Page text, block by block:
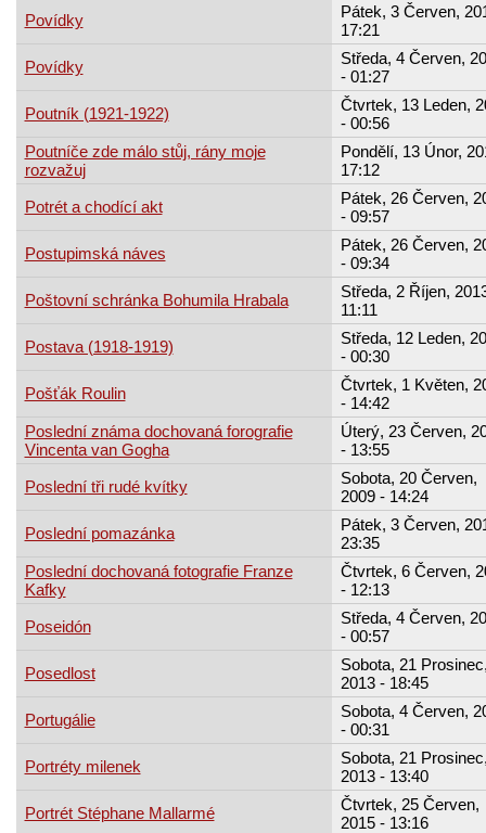
Povídky
Pátek, 3 Červen,
17:21
Povídky
Středa, 4 Červen,
- 01:27
Poutník (1921-1922)
Čtvrtek, 13 Leden,
- 00:56
Poutníče zde málo stůj, rány moje
rozvažuj
Pondělí, 13 Únor,
17:12
Potrét a chodící akt
Pátek, 26 Červen,
- 09:57
Postupimská náves
Pátek, 26 Červen,
- 09:34
Poštovní schránka Bohumila Hrabala
Středa, 2 Říjen,
11:11
Postava (1918-1919)
Středa, 12 Leden,
- 00:30
Pošťák Roulin
Čtvrtek, 1 Květen,
- 14:42
Poslední známa dochovaná forografie
Vincenta van Gogha
Úterý, 23 Červen,
- 13:55
Poslední tři rudé kvítky
Sobota, 20 Červen,
2009 - 14:24
Poslední pomazánka
Pátek, 3 Červen,
23:35
Poslední dochovaná fotografie Franze
Kafky
Čtvrtek, 6 Červen,
- 12:13
Poseidón
Středa, 4 Červen,
- 00:57
Posedlost
Sobota, 21
2013 - 18:45
Portugálie
Sobota, 4 Červen,
- 00:31
Portréty milenek
Sobota, 21
2013 - 13:40
Portrét Stéphane Mallarmé
Čtvrtek, 25 Červen,
2015 - 13:16